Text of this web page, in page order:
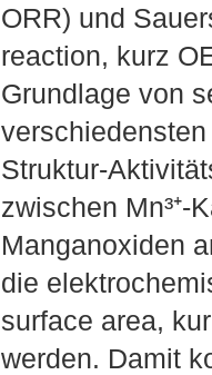
ORR) und
reaction, kurz
Grundlage von
Struktur-
zwischen
Manganoxiden
die
surface area,
werden. Damit